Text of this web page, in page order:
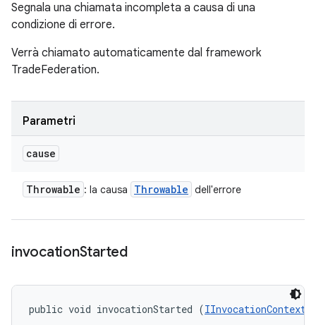
Segnala una chiamata incompleta a causa di una
condizione di errore.
Verrà chiamato automaticamente dal framework
TradeFederation.
Parametri
cause
Throwable : la causa Throwable dell'errore
invocationStarted
public void invocationStarted (IInvocationContext